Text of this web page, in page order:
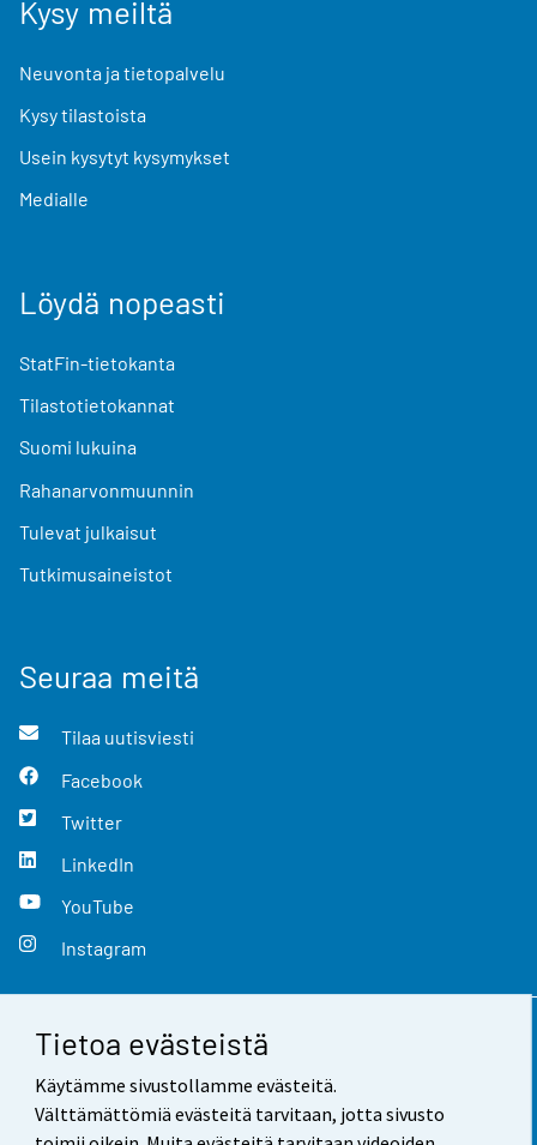
Tietoa evästeistä
Käytämme sivustollamme evästeitä.
Välttämättömiä evästeitä tarvitaan, jotta sivusto
Kysy meiltä
Neuvonta ja tietopalvelu
Kysy tilastoista
Usein kysytyt kysymykset
Medialle
Löydä nopeasti
StatFin-tietokanta
Tilastotietokannat
Suomi lukuina
Rahanarvonmuunnin
Tulevat julkaisut
Tutkimusaineistot
Seuraa meitä
Tilaa uutisviesti
Facebook
Twitter
LinkedIn
YouTube
Instagram
Yhteystiedot
Palaute